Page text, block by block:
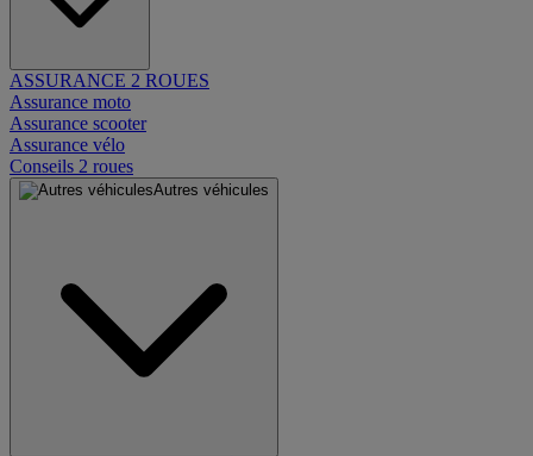
ASSURANCE 2 ROUES
Assurance moto
Assurance scooter
Assurance vélo
Conseils 2 roues
Autres véhicules